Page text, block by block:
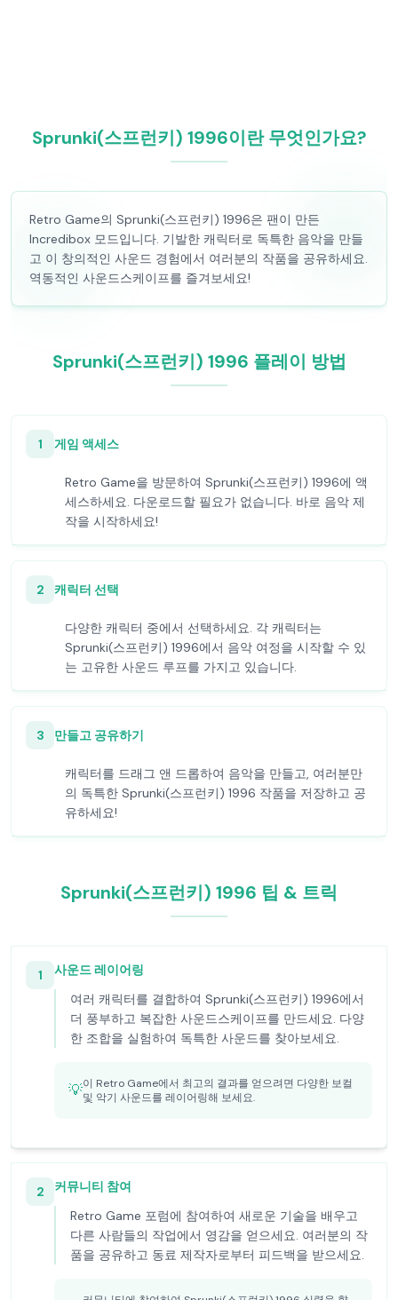
Sprunki(스프런키) 1996이란 무엇인가요?
Retro Game의 Sprunki(스프런키) 1996은 팬이 만든
Incredibox 모드입니다. 기발한 캐릭터로 독특한 음악을 만들
고 이 창의적인 사운드 경험에서 여러분의 작품을 공유하세요.
역동적인 사운드스케이프를 즐겨보세요!
Sprunki(스프런키) 1996 플레이 방법
1 게임 액세스
Retro Game을 방문하여 Sprunki(스프런키) 1996에 액
세스하세요. 다운로드할 필요가 없습니다. 바로 음악 제
작을 시작하세요!
2 캐릭터 선택
다양한 캐릭터 중에서 선택하세요. 각 캐릭터는
Sprunki(스프런키) 1996에서 음악 여정을 시작할 수 있
는 고유한 사운드 루프를 가지고 있습니다.
3 만들고 공유하기
캐릭터를 드래그 앤 드롭하여 음악을 만들고, 여러분만
의 독특한 Sprunki(스프런키) 1996 작품을 저장하고 공
유하세요!
Sprunki(스프런키) 1996 팁 & 트릭
1
사운드 레이어링
여러 캐릭터를 결합하여 Sprunki(스프런키) 1996에서
더 풍부하고 복잡한 사운드스케이프를 만드세요. 다양
한 조합을 실험하여 독특한 사운드를 찾아보세요.
💡이 Retro Game에서 최고의 결과를 얻으려면 다양한 보컬
및 악기 사운드를 레이어링해 보세요.
2
커뮤니티 참여
Retro Game 포럼에 참여하여 새로운 기술을 배우고
다른 사람들의 작업에서 영감을 얻으세요. 여러분의 작
품을 공유하고 동료 제작자로부터 피드백을 받으세요.